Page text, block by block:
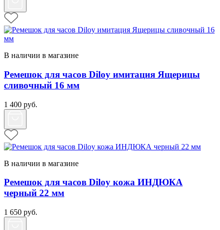
В наличии в магазине
Ремешок для часов Diloy имитация Ящерицы
сливочный 16 мм
1 400 руб.
В наличии в магазине
Ремешок для часов Diloy кожа ИНДЮКА
черный 22 мм
1 650 руб.